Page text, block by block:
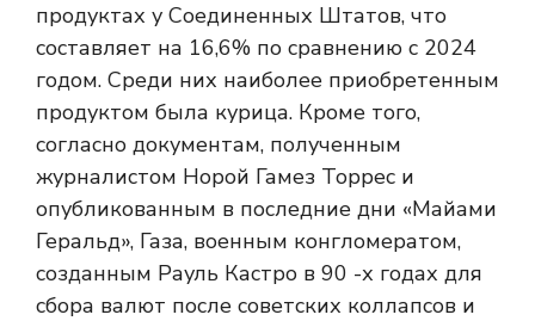
продуктах у Соединенных Штатов, что
составляет на 16,6% по сравнению с 2024
годом. Среди них наиболее приобретенным
продуктом была курица. Кроме того,
согласно документам, полученным
журналистом Норой Гамез Торрес и
опубликованным в последние дни «Майами
Геральд», Газа, военным конгломератом,
созданным Рауль Кастро в 90 -х годах для
сбора валют после советских коллапсов и